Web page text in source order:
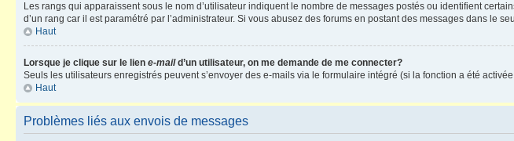
Les rangs qui apparaissent sous le nom d’utilisateur indiquent le nombre de messages postés ou identifient
d’un rang car il est paramétré par l’administrateur. Si vous abusez des forums en postant des messages dans le
Haut
Lorsque je clique sur le lien e-maild’un utilisateur, on me demande de me connecter?
Seuls les utilisateurs enregistrés peuvent s’envoyer des e-mails via le formulaire intégré (si la fonction a été
Haut
Problèmes liés aux envois de messages